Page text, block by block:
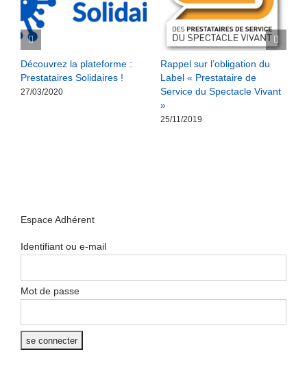
Découvrez la plateforme :
Prestataires Solidaires !
27/03/2020
Rappel sur l’obligation du
Label « Prestataire de
Service du Spectacle Vivant
»
25/11/2019
Espace Adhérent
Identifiant ou e-mail
Mot de passe